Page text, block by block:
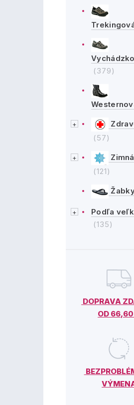
(379)
(57)
Zimná
(121)
Podľa
(135)
DOPRAVA
OD